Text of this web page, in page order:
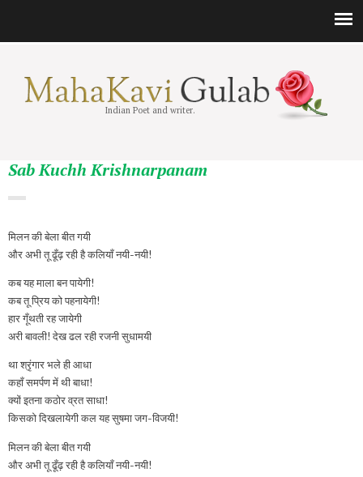
Indian Poet and writer.
Sab Kuchh Krishnarpanam
मिलन की बेला बीत गयी
और अभी तू ढूँढ़ रही है कलियाँ नयी-नयी!
कब यह माला बन पायेगी!
कब तू प्रिय को पहनायेगी!
हार गूँथती रह जायेगी
अरी बावली! देख ढल रही रजनी सुधामयी
था श्रृंगार भले ही आधा
कहाँ समर्पण में थी बाधा!
क्यों इतना कठोर व्रत साधा!
किसको दिखलायेगी कल यह सुषमा जग-विजयी!
मिलन की बेला बीत गयी
और अभी तू ढूँढ़ रही है कलियाँ नयी-नयी!